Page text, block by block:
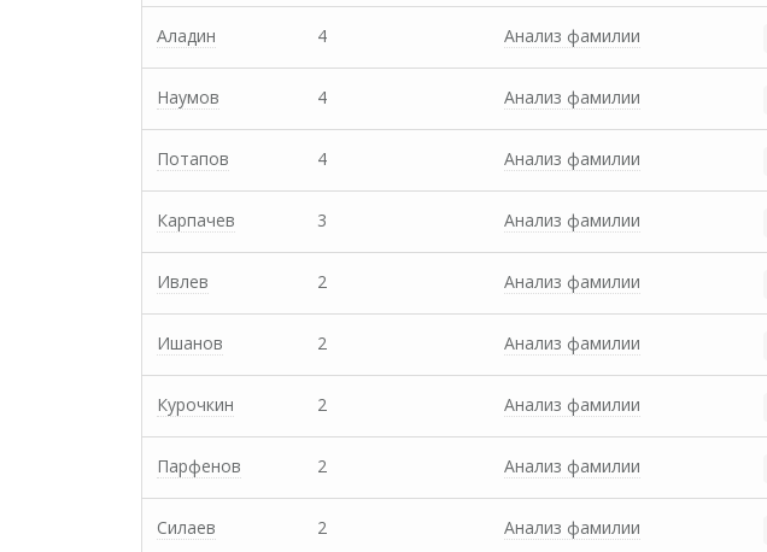
Аладин 4 Анализ фамилии
Наумов 4 Анализ фамилии
Потапов 4 Анализ фамилии
Карпачев 3 Анализ фамилии
Ивлев 2 Анализ фамилии
Ишанов 2 Анализ фамилии
Курочкин 2 Анализ фамилии
Парфенов 2 Анализ фамилии
Силаев 2 Анализ фамилии